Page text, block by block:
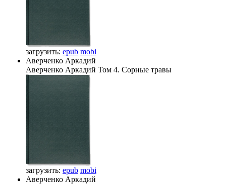
загрузить: epub mobi
Аверченко Аркадий
Аверченко Аркадий Том 4. Сорные травы
загрузить: epub mobi
Аверченко Аркадий